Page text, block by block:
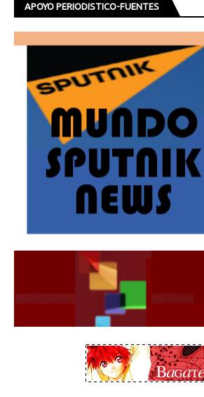
APOYO PERIODISTICO-FUENTES